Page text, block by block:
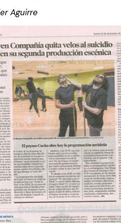
Aguirre